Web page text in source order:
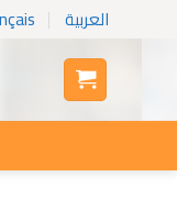
العربية